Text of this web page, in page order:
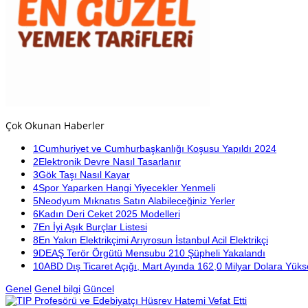
Çok Okunan Haberler
1Cumhuriyet ve Cumhurbaşkanlığı Koşusu Yapıldı 2024
2Elektronik Devre Nasıl Tasarlanır
3Gök Taşı Nasıl Kayar
4Spor Yaparken Hangi Yiyecekler Yenmeli
5Neodyum Mıknatıs Satın Alabileceğiniz Yerler
6Kadın Deri Ceket 2025 Modelleri
7En İyi Aşık Burçlar Listesi
8En Yakın Elektrikçimi Arıyrosun İstanbul Acil Elektrikçi
9DEAŞ Terör Örgütü Mensubu 210 Şüpheli Yakalandı
10ABD Dış Ticaret Açığı, Mart Ayında 162,0 Milyar Dolara
Genel Genel bilgi Güncel